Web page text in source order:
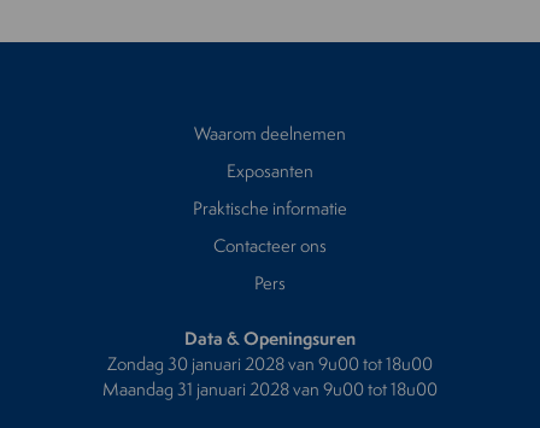
Waarom deelnemen
Exposanten
Praktische informatie
Contacteer ons
Pers
Data & Openingsuren
Zondag 30 januari 2028 van 9u00 tot 18u00
Maandag 31 januari 2028 van 9u00 tot 18u00